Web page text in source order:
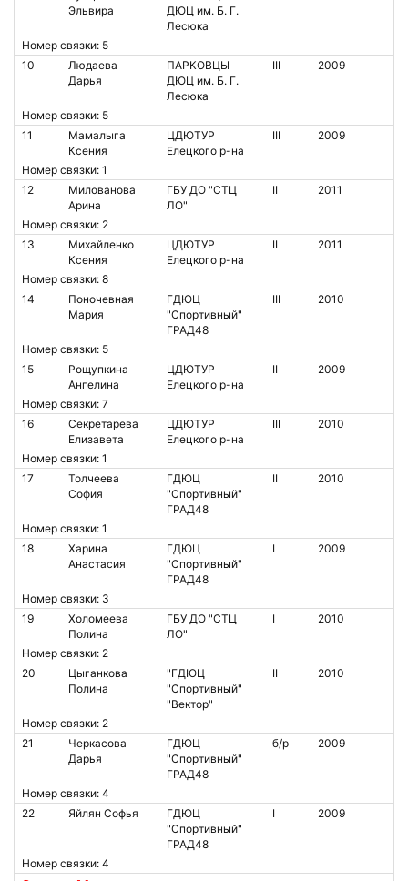
Эльвира
ДЮЦ им. Б. Г.
Лесюка
Номер связки: 5
10
Людаева
Дарья
ПАРКОВЦЫ
ДЮЦ им. Б. Г.
Лесюка
III 2009
Номер связки: 5
11
Мамалыга
Ксения
ЦДЮТУР
Елецкого р-на
III 2009
Номер связки: 1
12
Милованова
Арина
ГБУ ДО "СТЦ
ЛО"
II 2011
Номер связки: 2
13
Михайленко
Ксения
ЦДЮТУР
Елецкого р-на
II 2011
Номер связки: 8
14
Поночевная
Мария
ГДЮЦ
"Спортивный"
ГРАД48
III 2010
Номер связки: 5
15
Рощупкина
Ангелина
ЦДЮТУР
Елецкого р-на
II 2009
Номер связки: 7
16
Секретарева
Елизавета
ЦДЮТУР
Елецкого р-на
III 2010
Номер связки: 1
17
Толчеева
София
ГДЮЦ
"Спортивный"
ГРАД48
II 2010
Номер связки: 1
18
Харина
Анастасия
ГДЮЦ
"Спортивный"
ГРАД48
I 2009
Номер связки: 3
19
Холомеева
Полина
ГБУ ДО "СТЦ
ЛО"
I 2010
Номер связки: 2
20
Цыганкова
Полина
"ГДЮЦ
"Спортивный"
"Вектор"
II 2010
Номер связки: 2
21
Черкасова
Дарья
ГДЮЦ
"Спортивный"
ГРАД48
б/р 2009
Номер связки: 4
22
Яйлян Софья
ГДЮЦ
"Спортивный"
ГРАД48
I 2009
Номер связки: 4